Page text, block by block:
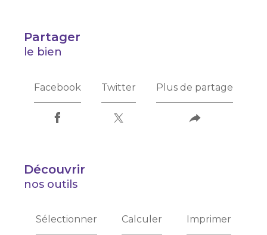
partager
le bien
Facebook Twitter Plus de partage
découvrir
nos outils
Sélectionner Calculer Imprimer